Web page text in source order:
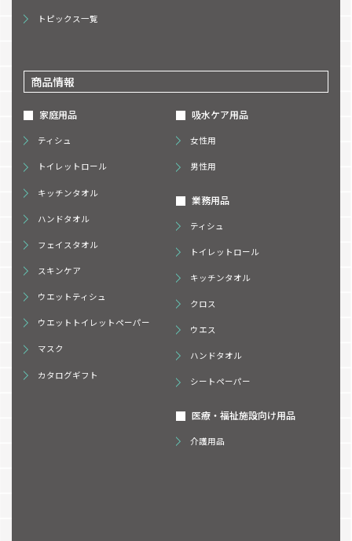
トピックス一覧
商品情報
家庭用品
ティシュ
トイレットロール
キッチンタオル
ハンドタオル
フェイスタオル
スキンケア
ウエットティシュ
ウエットトイレットペーパー
マスク
カタログギフト
吸水ケア用品
女性用
男性用
業務用品
ティシュ
トイレットロール
キッチンタオル
クロス
ウエス
ハンドタオル
シートペーパー
医療・福祉施設向け用品
介護用品